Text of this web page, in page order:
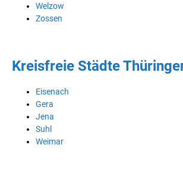
Welzow
Zossen
Kreisfreie Städte
Eisenach
Gera
Jena
Suhl
Weimar